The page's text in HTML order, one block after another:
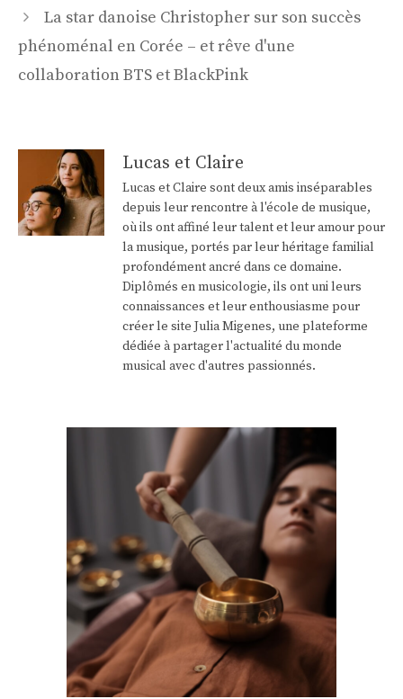
La star danoise Christopher sur son succès
phénoménal en Corée – et rêve d'une
collaboration BTS et BlackPink
Lucas et Claire
Lucas et Claire sont deux amis inséparables
depuis leur rencontre à l'école de musique,
où ils ont affiné leur talent et leur amour pour
la musique, portés par leur héritage familial
profondément ancré dans ce domaine.
Diplômés en musicologie, ils ont uni leurs
connaissances et leur enthousiasme pour
créer le site Julia Migenes, une plateforme
dédiée à partager l'actualité du monde
musical avec d'autres passionnés.